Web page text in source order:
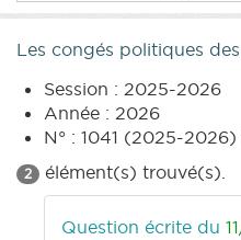
Les congés politiques
Session : 2025-2026
Année : 2026
N° : 1041 (2025-2026)
2 élément(s) trouvé(s).
Question écrite du